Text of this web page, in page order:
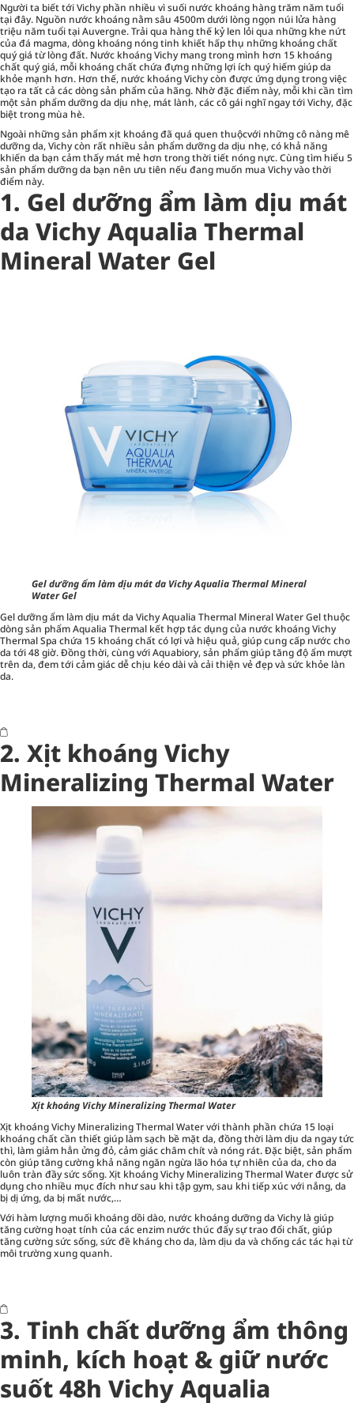
Người ta biết tới Vichy phần nhiều vì suối nước khoáng hàng trăm năm tuổi
tại đây. Nguồn nước khoáng nằm sâu 4500m dưới lòng ngọn núi lửa hàng
triệu năm tuổi tại Auvergne. Trải qua hàng thế kỷ len lỏi qua những khe nứt
của đá magma, dòng khoáng nóng tinh khiết hấp thụ những khoáng chất
quý giá từ lòng đất. Nước khoáng Vichy mang trong mình hơn 15 khoáng
chất quý giá, mỗi khoáng chất chứa đựng những lợi ích quý hiếm giúp da
khỏe mạnh hơn. Hơn thế, nước khoáng Vichy còn được ứng dụng trong việc
tạo ra tất cả các dòng sản phẩm của hãng. Nhờ đặc điểm này, mỗi khi cần tìm
một sản phẩm dưỡng da dịu nhẹ, mát lành, các cô gái nghĩ ngay tới Vichy, đặc
biệt trong mùa hè.
Ngoài những sản phẩm xịt khoáng đã quá quen thuộcvới những cô nàng mê
dưỡng da, Vichy còn rất nhiều sản phẩm dưỡng da dịu nhẹ, có khả năng
khiến da bạn cảm thấy mát mẻ hơn trong thời tiết nóng nực. Cùng tìm hiểu 5
sản phẩm dưỡng da bạn nên ưu tiên nếu đang muốn mua Vichy vào thời
điểm này.
1. Gel dưỡng ẩm làm dịu mát
da Vichy Aqualia Thermal
Mineral Water Gel
Gel dưỡng ẩm làm dịu mát da Vichy Aqualia Thermal Mineral
Water Gel
Gel dưỡng ẩm làm dịu mát da Vichy Aqualia Thermal Mineral Water Gel thuộc
dòng sản phẩm Aqualia Thermal kết hợp tác dụng của nước khoáng Vichy
Thermal Spa chứa 15 khoáng chất có lợi và hiệu quả, giúp cung cấp nước cho
da tới 48 giờ. Đồng thời, cùng với Aquabiory, sản phẩm giúp tăng độ ẩm mượt
trên da, đem tới cảm giác dễ chịu kéo dài và cải thiện vẻ đẹp và sức khỏe làn
da.
2. Xịt khoáng Vichy
Mineralizing Thermal Water
Xịt khoáng Vichy Mineralizing Thermal Water
Xịt khoáng Vichy Mineralizing Thermal Water với thành phần chứa 15 loại
khoáng chất cần thiết giúp làm sạch bề mặt da, đồng thời làm dịu da ngay tức
thì, làm giảm hẳn ửng đỏ, cảm giác châm chít và nóng rát. Đặc biệt, sản phẩm
còn giúp tăng cường khả năng ngăn ngừa lão hóa tự nhiên của da, cho da
luôn tràn đầy sức sống. Xịt khoáng Vichy Mineralizing Thermal Water được sử
dụng cho nhiều mục đích như sau khi tập gym, sau khi tiếp xúc với nắng, da
bị dị ứng, da bị mất nước,…
Với hàm lượng muối khoáng dồi dào, nước khoáng dưỡng da Vichy là giúp
tăng cường hoạt tính của các enzim nước thúc đẩy sự trao đổi chất, giúp
tăng cường sức sống, sức đề kháng cho da, làm dịu da và chống các tác hại từ
môi trường xung quanh.
3. Tinh chất dưỡng ẩm thông
minh, kích hoạt & giữ nước
suốt 48h Vichy Aqualia